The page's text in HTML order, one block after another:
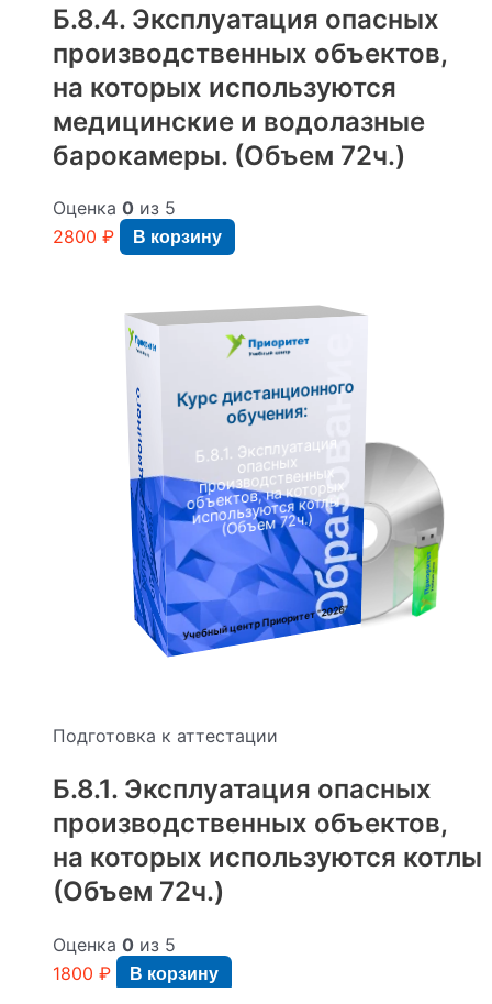
Б.8.4. Эксплуатация опасных
производственных объектов,
на которых используются
медицинские и водолазные
барокамеры. (Объем 72ч.)
Оценка 0 из 5
2800 ₽ В корзину
Курс дистанционного
обучения:
Б.8.1. Эксплуатация
опасных
производственных
объектов, на которых
используются котлы
(Объем 72ч.)
Учебный центр Приоритет"2026"
К
у
р
с
д
и
с
т
а
н
ц
и
о
н
н
о
г
о
о
б
у
ч
е
н
и
я:
Подготовка к аттестации
Б.8.1. Эксплуатация опасных
производственных объектов,
на которых используются котлы
(Объем 72ч.)
Оценка 0 из 5
1800 ₽ В корзину